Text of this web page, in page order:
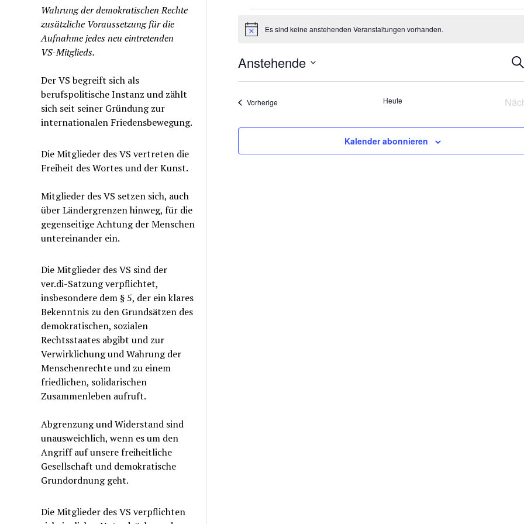
Wahrung der demokratischen Rechte
zusätzliche Voraussetzung für die
Aufnahme jedes neu eintretenden
VS-Mitglieds.
Der VS begreift sich als
berufspolitische Instanz und zählt
sich seit seiner Gründung zur
internationalen Friedensbewegung.
Die Mitglieder des VS vertreten die
Freiheit des Wortes und der Kunst.
Mitglieder des VS setzen sich, auch
über Ländergrenzen hinweg, für die
gegenseitige Achtung der Menschen
untereinander ein.
Die Mitglieder des VS sind der
ver.di-Satzung verpflichtet,
insbesondere dem § 5, der ein klares
Bekenntnis zu den Grundsätzen des
demokratischen, sozialen
Rechtsstaates abgibt und zur
Verwirklichung und Wahrung der
Menschenrechte und zu einem
friedlichen, solidarischen
Zusammenleben aufruft.
Abgrenzung und Widerstand sind
unausweichlich, wenn es um den
Angriff auf unsere freiheitliche
Gesellschaft und demokratische
Grundordnung geht.
Die Mitglieder des VS verpflichten
HinweisEs sind keine anstehenden Veranstaltungen vorhanden.
Anstehende
Datum
Vorherige Heute
Kalender abonnieren